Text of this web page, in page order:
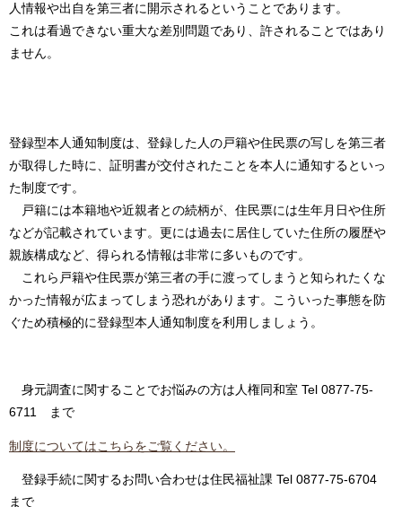
人情報や出自を第三者に開示されるということであります。
これは看過できない重大な差別問題であり、許されることではあり
ません。
登録型本人通知制度は、登録した人の戸籍や住民票の写しを第三者
が取得した時に、証明書が交付されたことを本人に通知するといっ
た制度です。
戸籍には本籍地や近親者との続柄が、住民票には生年月日や住所
などが記載されています。更には過去に居住していた住所の履歴や
親族構成など、得られる情報は非常に多いものです。
これら戸籍や住民票が第三者の手に渡ってしまうと知られたくな
かった情報が広まってしまう恐れがあります。こういった事態を防
ぐため積極的に登録型本人通知制度を利用しましょう。
身元調査に関することでお悩みの方は人権同和室 Tel 0877-75-
6711 まで
制度についてはこちらをご覧ください。
登録手続に関するお問い合わせは住民福祉課 Tel 0877-75-6704
まで